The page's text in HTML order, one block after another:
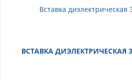
ВСТАВКА ДИЭЛЕКТРИЧЕСКАЯ